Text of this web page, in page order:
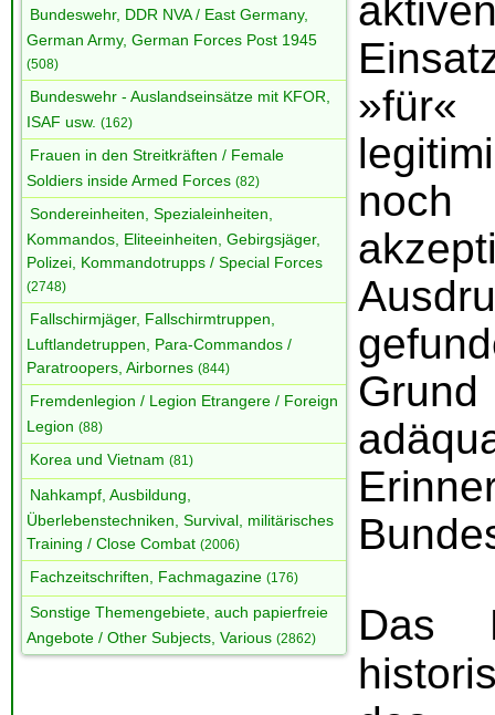
Bundeswehr, DDR NVA / East Germany,
German Army, German Forces Post 1945
(508)
Bundeswehr - Auslandseinsätze mit KFOR,
ISAF usw. (162)
Frauen in den Streitkräften / Female
Soldiers inside Armed Forces (82)
Sondereinheiten, Spezialeinheiten,
Kommandos, Eliteeinheiten, Gebirgsjäger,
Polizei, Kommandotrupps / Special Forces
(2748)
Fallschirmjäger, Fallschirmtruppen,
Luftlandetruppen, Para-Commandos /
Paratroopers, Airbornes (844)
Fremdenlegion / Legion Etrangere / Foreign
Legion (88)
Korea und Vietnam (81)
Nahkampf, Ausbildung,
Überlebenstechniken, Survival, militärisches
Training / Close Combat (2006)
Fachzeitschriften, Fachmagazine (176)
Sonstige Themengebiete, auch papierfreie
Angebote / Other Subjects, Various (2862)
»für«
Das